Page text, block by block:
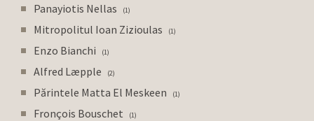
Panayiotis Nellas 1
Mitropolitul Ioan Zizioulas 1
Enzo Bianchi 1
Alfred Læpple 2
Părintele Matta El Meskeen 1
Fronçois Bouschet 1